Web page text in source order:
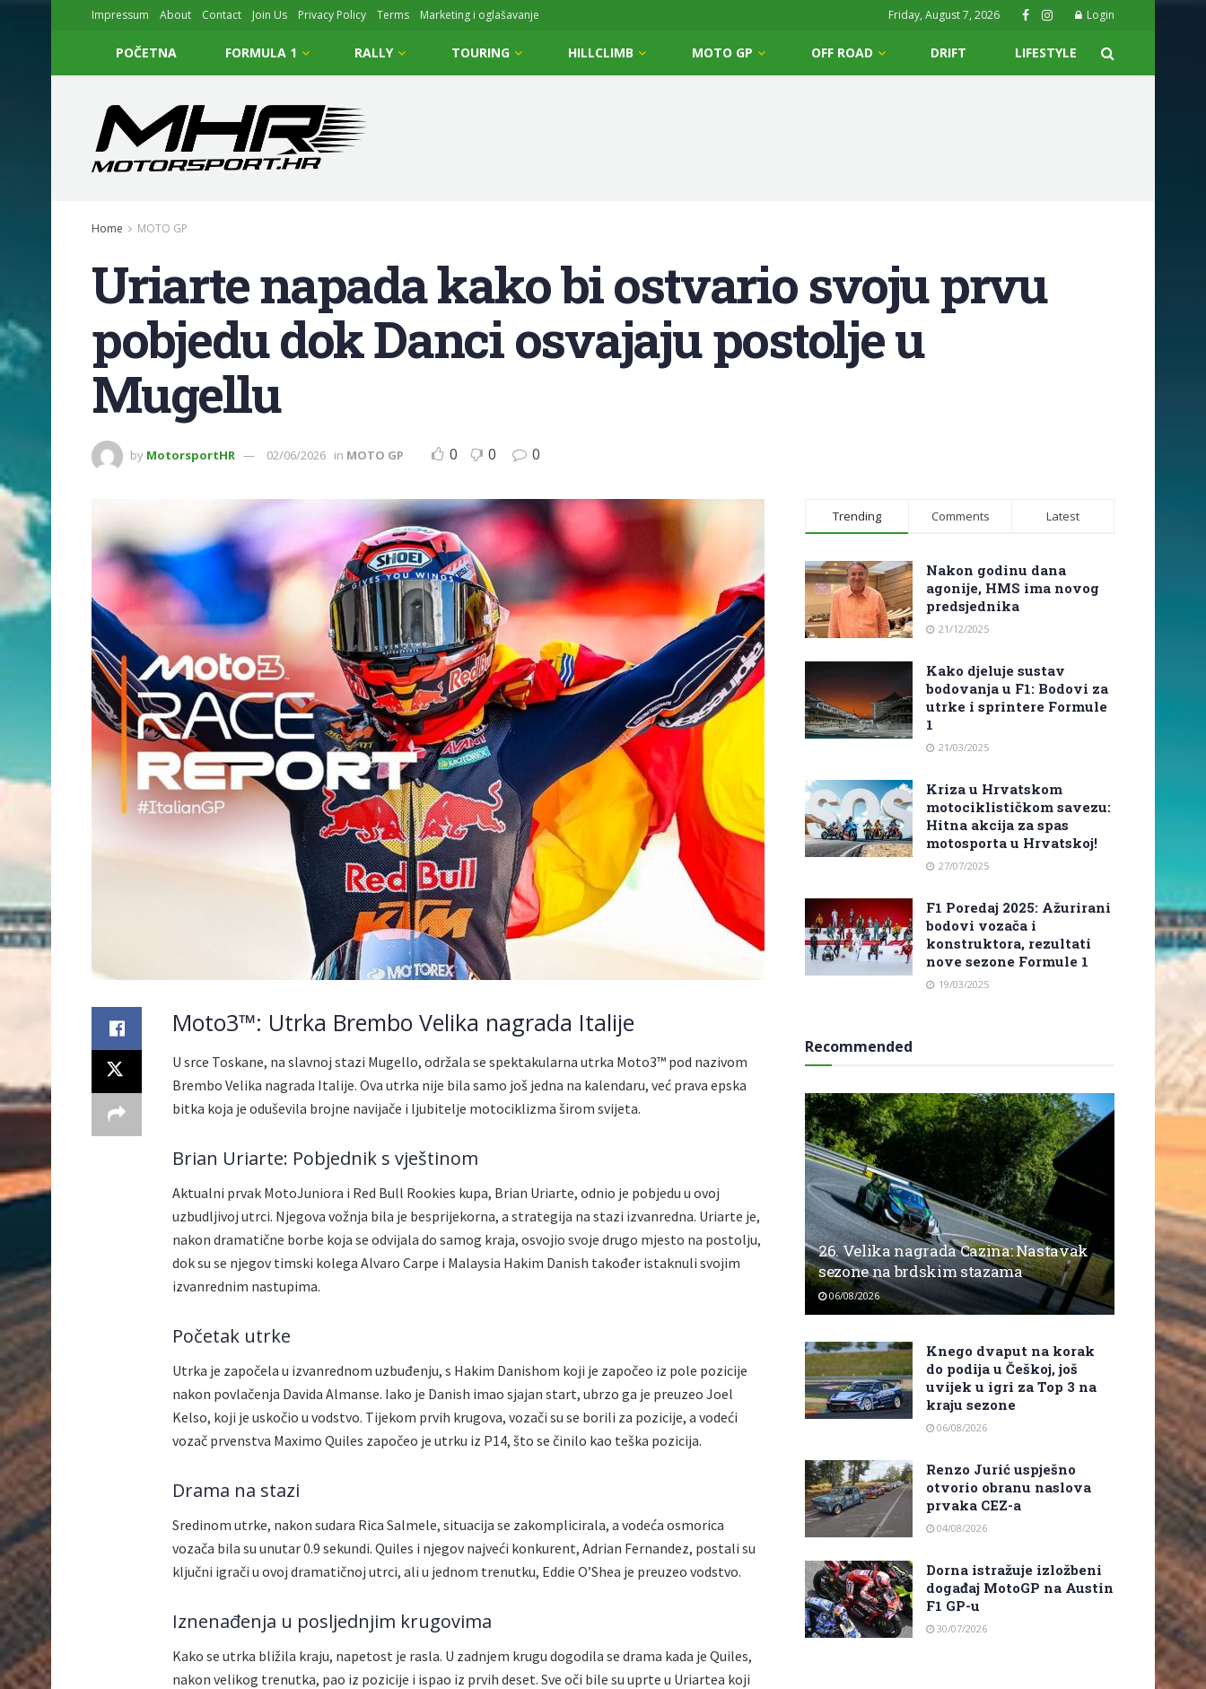
Impressum About Contact Join Us Privacy Policy Terms Marketing i oglašavanje Friday, August 7, 2026 Login
POČETNA FORMULA 1 RALLY TOURING HILLCLIMB MOTO GP OFF ROAD DRIFT LIFESTYLE
Home MOTO GP
Uriarte napada kako bi ostvario svoju prvu
pobjedu dok Danci osvajaju postolje u
Mugellu
by MotorsportHR 02/06/2026 in MOTO GP 0 0 0
Moto3™: Utrka Brembo Velika nagrada Italije
U srce Toskane, na slavnoj stazi Mugello, održala se spektakularna utrka Moto3™ pod nazivom
Brembo Velika nagrada Italije. Ova utrka nije bila samo još jedna na kalendaru, već prava epska
bitka koja je oduševila brojne navijače i ljubitelje motociklizma širom svijeta.
Brian Uriarte: Pobjednik s vještinom
Aktualni prvak MotoJuniora i Red Bull Rookies kupa, Brian Uriarte, odnio je pobjedu u ovoj
uzbudljivoj utrci. Njegova vožnja bila je besprijekorna, a strategija na stazi izvanredna. Uriarte je,
nakon dramatične borbe koja se odvijala do samog kraja, osvojio svoje drugo mjesto na postolju,
dok su se njegov timski kolega Alvaro Carpe i Malaysia Hakim Danish također istaknuli svojim
izvanrednim nastupima.
Početak utrke
Utrka je započela u izvanrednom uzbuđenju, s Hakim Danishom koji je započeo iz pole pozicije
nakon povlačenja Davida Almanse. Iako je Danish imao sjajan start, ubrzo ga je preuzeo Joel
Kelso, koji je uskočio u vodstvo. Tijekom prvih krugova, vozači su se borili za pozicije, a vodeći
vozač prvenstva Maximo Quiles započeo je utrku iz P14, što se činilo kao teška pozicija.
Drama na stazi
Sredinom utrke, nakon sudara Rica Salmele, situacija se zakomplicirala, a vodeća osmorica
vozača bila su unutar 0.9 sekundi. Quiles i njegov najveći konkurent, Adrian Fernandez, postali su
ključni igrači u ovoj dramatičnoj utrci, ali u jednom trenutku, Eddie O’Shea je preuzeo vodstvo.
Iznenađenja u posljednjim krugovima
Kako se utrka bližila kraju, napetost je rasla. U zadnjem krugu dogodila se drama kada je Quiles,
nakon velikog trenutka, pao iz pozicije i ispao iz prvih deset. Sve oči bile su uprte u Uriartea koji
Trending Comments Latest
Nakon godinu dana
agonije, HMS ima novog
predsjednika
21/12/2025
Kako djeluje sustav
bodovanja u F1: Bodovi za
utrke i sprintere Formule
1
21/03/2025
Kriza u Hrvatskom
motociklističkom savezu:
Hitna akcija za spas
motosporta u Hrvatskoj!
27/07/2025
F1 Poredaj 2025: Ažurirani
bodovi vozača i
konstruktora, rezultati
nove sezone Formule 1
19/03/2025
Recommended
26. Velika nagrada Cazina: Nastavak
sezone na brdskim stazama
06/08/2026
Knego dvaput na korak
do podija u Češkoj, još
uvijek u igri za Top 3 na
kraju sezone
06/08/2026
Renzo Jurić uspješno
otvorio obranu naslova
prvaka CEZ-a
04/08/2026
Dorna istražuje izložbeni
događaj MotoGP na Austin
F1 GP-u
30/07/2026